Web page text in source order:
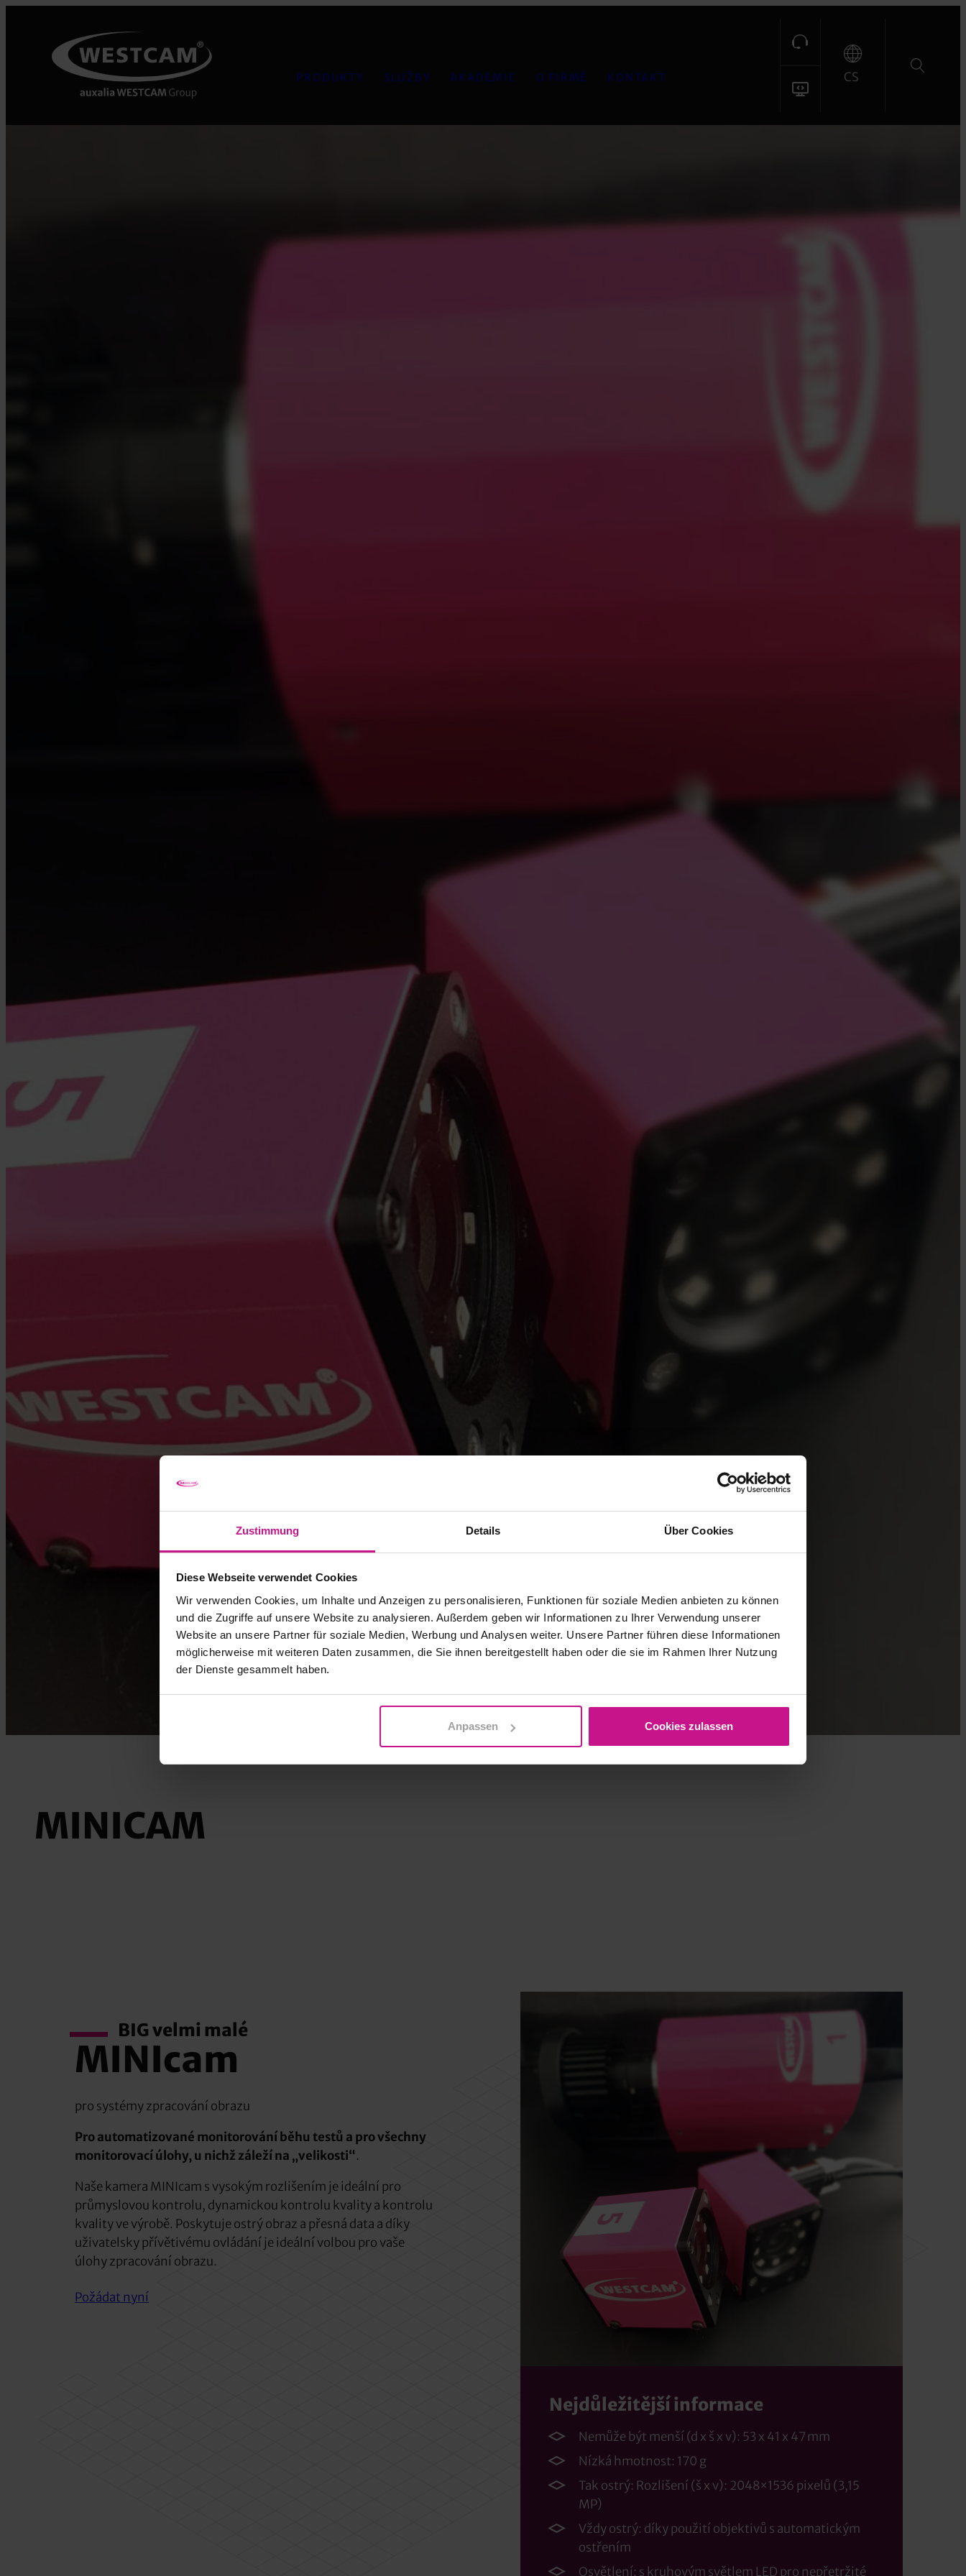
Zustimmung Details Über Cookies
Diese Webseite verwendet Cookies
Wir verwenden Cookies, um Inhalte und Anzeigen zu personalisieren, Funktionen für soziale Medien anbieten zu können
und die Zugriffe auf unsere Website zu analysieren. Außerdem geben wir Informationen zu Ihrer Verwendung unserer
Website an unsere Partner für soziale Medien, Werbung und Analysen weiter. Unsere Partner führen diese Informationen
möglicherweise mit weiteren Daten zusammen, die Sie ihnen bereitgestellt haben oder die sie im Rahmen Ihrer Nutzung
der Dienste gesammelt haben.
Anpassen Cookies zulassen
PRODUKTY SLUŽBY AKADEMIE O FIRMĚ KONTAKT CS
MINICAM
BIG velmi malé
MINIcam
pro systémy zpracování obrazu
Pro automatizované monitorování běhu testů a pro všechny
monitorovací úlohy, u nichž záleží na „velikosti“.
Naše kamera MINIcam s vysokým rozlišením je ideální pro
průmyslovou kontrolu, dynamickou kontrolu kvality a kontrolu
kvality ve výrobě. Poskytuje ostrý obraz a přesná data a díky
uživatelsky přívětivému ovládání je ideální volbou pro vaše
úlohy zpracování obrazu.
Požádat nyní
Nejdůležitější informace
Nemůže být menší (d x š x v): 53 x 41 x 47 mm
Nízká hmotnost: 170 g
Tak ostrý: Rozlišení (š x v): 2048×1536 pixelů (3,15
MP)
Vždy ostrý: díky použití objektivů s automatickým
ostřením
Osvětlení: s kruhovým světlem LED pro nepřetržité